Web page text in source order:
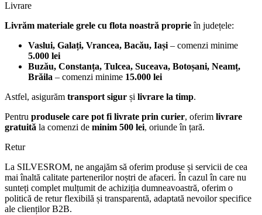
Livrare
Livrăm materiale grele cu flota noastră proprieîn județele:
Vaslui, Galați, Vrancea, Bacău, Iași– comenzi minime
5.000 lei
Buzău, Constanța, Tulcea, Suceava, Botoșani, Neamț,
Brăila – comenzi minime 15.000 lei
Astfel, asigurăm transport sigur și livrare la timp.
Pentru produsele care pot fi livrate prin curier, oferim livrare
gratuită la comenzi de minim 500 lei, oriunde în țară.
Retur
La SILVESROM, ne angajăm să oferim produse și servicii de cea
mai înaltă calitate partenerilor noștri de afaceri. În cazul în care nu
sunteți complet mulțumit de achiziția dumneavoastră, oferim o
politică de retur flexibilă și transparentă, adaptată nevoilor specifice
ale clienților B2B.